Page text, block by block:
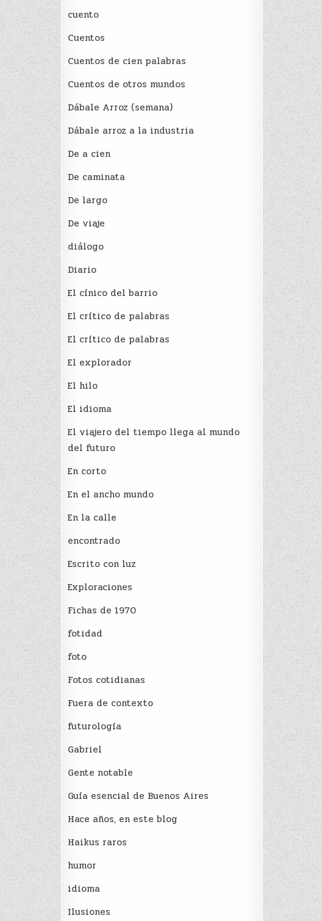
cuento
Cuentos
Cuentos de cien palabras
Cuentos de otros mundos
Dábale Arroz (semana)
Dábale arroz a la industria
De a cien
De caminata
De largo
De viaje
diálogo
Diario
El cínico del barrio
El crí­tico de palabras
El crí­tico de palabras
El explorador
El hilo
El idioma
El viajero del tiempo llega al mundo
del futuro
En corto
En el ancho mundo
En la calle
encontrado
Escrito con luz
Exploraciones
Fichas de 1970
fotidad
foto
Fotos cotidianas
Fuera de contexto
futurología
Gabriel
Gente notable
Guía esencial de Buenos Aires
Hace años, en este blog
Haikus raros
humor
idioma
Ilusiones